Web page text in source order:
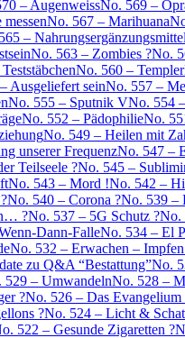
– AugenweissNo. 569 –
No. 567 – Marihuana
– Nahrungsergänzungsmittel
No. 563 – Zombies ?No.
No. 560 – Templer
Ausgeliefert seinNo. 557 –
No. 555 – Sputnik VNo. 554
No. 552 – PädophilieNo.
No. 549 – Heilen mit
unserer FrequenzNo. 547 –
Teilseele ?No. 545 –
No. 543 – Mord !No. 542 –
No. 540 – Corona ?No. 539 –
?No. 537 – 5G Schutz ?No.
Dann-FalleNo. 534 – El
No. 532 – Erwachen –
zu Q&A “Bestattung”No.
529 – UmwandelnNo. 528 –
?No. 526 – Das Evangelium
?No. 524 – Licht &
522 – Gesunde Zigaretten ?